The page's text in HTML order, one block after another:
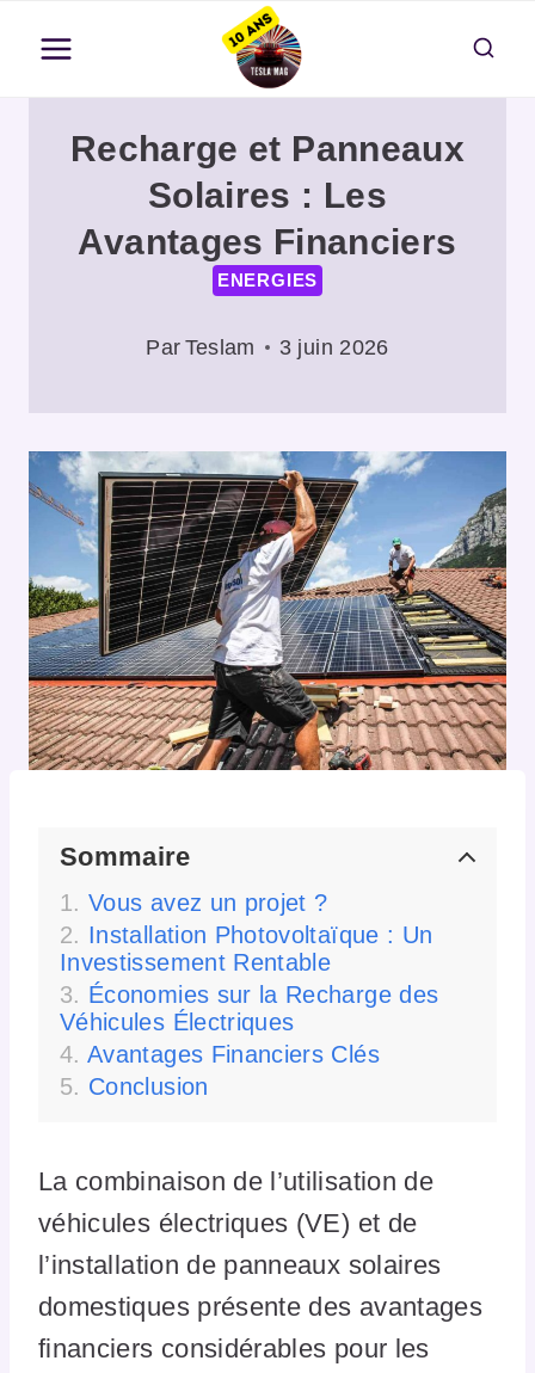
contenu
Recharge et Panneaux
Solaires : Les
Avantages Financiers
ENERGIES
Par Teslam 3 juin 2026
Sommaire
Vous avez un projet ?
Installation Photovoltaïque : Un
Investissement Rentable
Économies sur la Recharge des
Véhicules Électriques
Avantages Financiers Clés
Conclusion
La combinaison de l’utilisation de
véhicules électriques (VE) et de
l’installation de panneaux solaires
domestiques présente des avantages
financiers considérables pour les